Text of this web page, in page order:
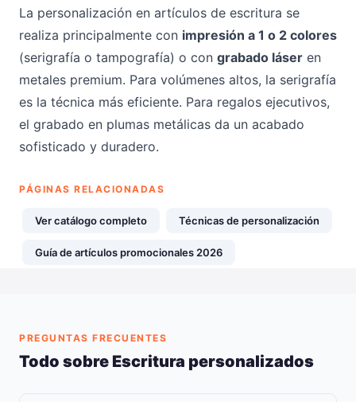
La personalización en artículos de escritura se
realiza principalmente con impresión a 1 o 2 colores
(serigrafía o tampografía) o con grabado láser en
metales premium. Para volúmenes altos, la serigrafía
es la técnica más eficiente. Para regalos ejecutivos,
el grabado en plumas metálicas da un acabado
sofisticado y duradero.
PÁGINAS RELACIONADAS
Ver catálogo completo Técnicas de personalización
Guía de artículos promocionales 2026
PREGUNTAS FRECUENTES
Todo sobre Escritura personalizados